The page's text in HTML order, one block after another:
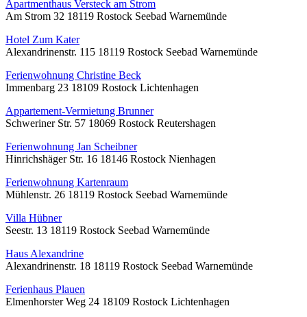
Apartmenthaus Versteck am Strom
Am Strom 32 18119 Rostock Seebad Warnemünde
Hotel Zum Kater
Alexandrinenstr. 115 18119 Rostock Seebad Warnemünde
Ferienwohnung Christine Beck
Immenbarg 23 18109 Rostock Lichtenhagen
Appartement-Vermietung Brunner
Schweriner Str. 57 18069 Rostock Reutershagen
Ferienwohnung Jan Scheibner
Hinrichshäger Str. 16 18146 Rostock Nienhagen
Ferienwohnung Kartenraum
Mühlenstr. 26 18119 Rostock Seebad Warnemünde
Villa Hübner
Seestr. 13 18119 Rostock Seebad Warnemünde
Haus Alexandrine
Alexandrinenstr. 18 18119 Rostock Seebad Warnemünde
Ferienhaus Plauen
Elmenhorster Weg 24 18109 Rostock Lichtenhagen